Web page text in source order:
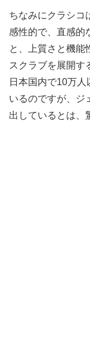
ちなみにクラシコ
感性的で、直感的
と、上質さと機能
スクラブを展開す
日本国内で10万
いるのですが、ジ
出しているとは、